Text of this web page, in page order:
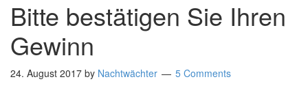
Bitte bestätigen Sie Ihren
Gewinn
24. August 2017 by Nachtwächter 5 Comments